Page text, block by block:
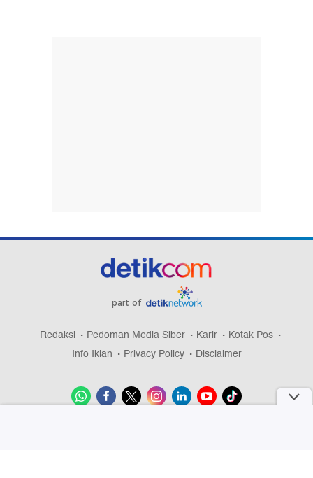
part of
Redaksi Pedoman Media Siber Karir
Kotak Pos
Info Iklan
Privacy Policy Disclaimer